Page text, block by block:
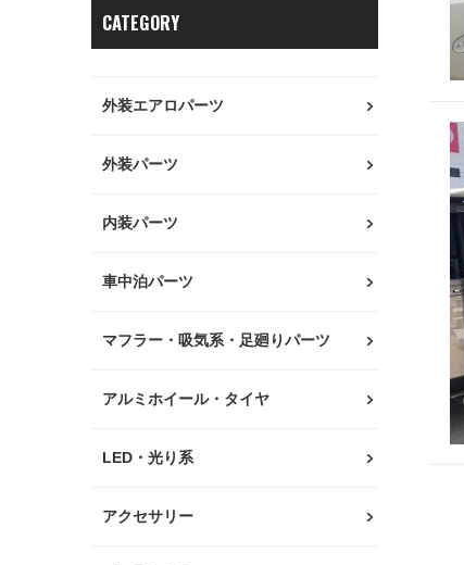
CATEGORY
外装エアロパーツ
外装パーツ
内装パーツ
車中泊パーツ
マフラー・吸気系・足廻りパーツ
アルミホイール・タイヤ
LED・光り系
アクセサリー